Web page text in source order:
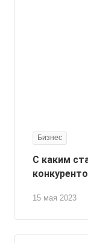
Бизнес
15 мая 2023
С каким